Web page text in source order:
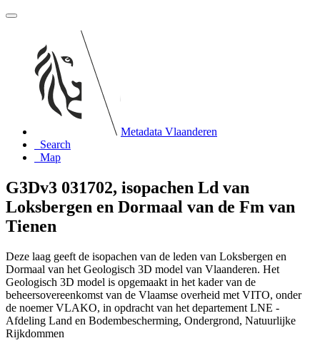
Metadata Vlaanderen
Search
Map
G3Dv3 031702, isopachen Ld van
Loksbergen en Dormaal van de Fm van
Tienen
Deze laag geeft de isopachen van de leden van Loksbergen en
Dormaal van het Geologisch 3D model van Vlaanderen. Het
Geologisch 3D model is opgemaakt in het kader van de
beheersovereenkomst van de Vlaamse overheid met VITO, onder
de noemer VLAKO, in opdracht van het departement LNE -
Afdeling Land en Bodembescherming, Ondergrond, Natuurlijke
Rijkdommen